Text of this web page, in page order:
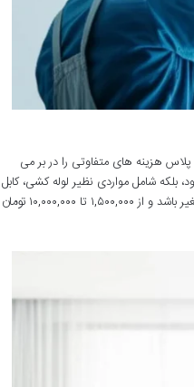
هزینه های متفاوتی را در بر می
شامل مواردی نظیر لوله کشی، کابل
کشی، شارژ گاز و نصب پایه ها نیز هست که بسته به شرایط محل نصب و نوع دستگاه، می تواند متغیر باشد و از ۱,۵۰۰,۰۰۰ تا ۱۰,۰۰۰,۰۰۰ تومان